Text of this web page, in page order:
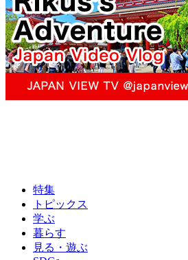
特集
トピックス
学ぶ
暮らす
見る・遊ぶ